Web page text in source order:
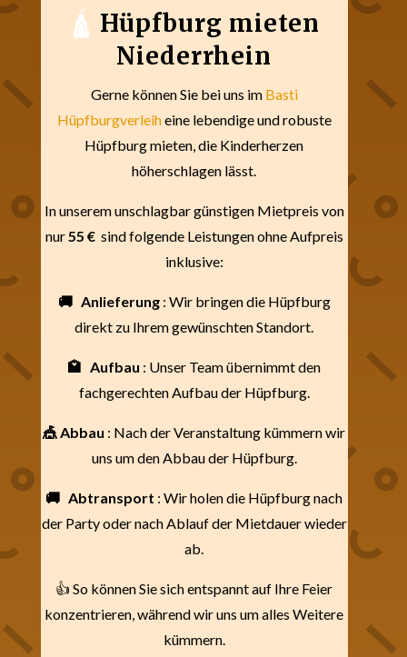
🛕 Hüpfburg mieten
Niederrhein
Gerne können Sie bei uns im Basti
Hüpfburgverleiheine lebendige und robuste
Hüpfburg mieten, die Kinderherzen
höherschlagen lässt.
In unserem unschlagbar günstigen Mietpreis von
nur 55 €sind folgende Leistungen ohne Aufpreis
inklusive:
🚚 Anlieferung: Wir bringen die Hüpfburg
direkt zu Ihrem gewünschten Standort.
🏩 Aufbau : Unser Team übernimmt den
fachgerechten Aufbau der Hüpfburg.
🎪 Abbau : Nach der Veranstaltung kümmern wir
uns um den Abbau der Hüpfburg.
🚚 Abtransport : Wir holen die Hüpfburg nach
der Party oder nach Ablauf der Mietdauer wieder
ab.
👍 So können Sie sich entspannt auf Ihre Feier
konzentrieren, während wir uns um alles Weitere
kümmern.